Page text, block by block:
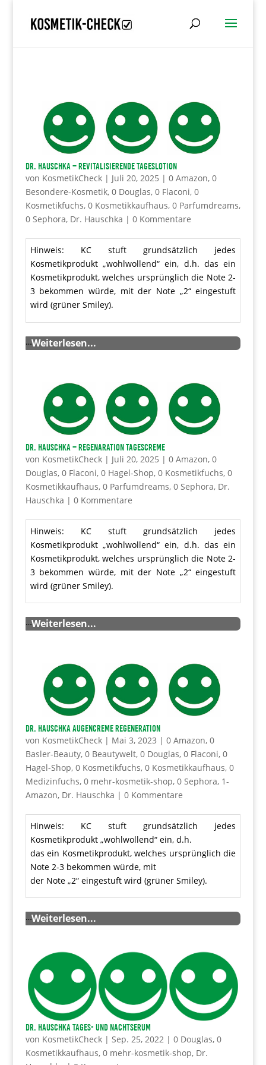
Dr. Hauschka – Revitalisierende Tageslotion
von KosmetikCheck| Juli 20, 2025 | 0 Amazon, 0
Besondere-Kosmetik, 0 Douglas, 0 Flaconi, 0
Kosmetikfuchs, 0 Kosmetikkaufhaus, 0 Parfumdreams,
0 Sephora, Dr. Hauschka | 0 Kommentare
Hinweis: KC stuft grundsätzlich jedes
Kosmetikprodukt „wohlwollend“ ein, d.h. das ein
Kosmetikprodukt, welches ursprünglich die Note 2-
3 bekommen würde, mit der Note „2“ eingestuft
wird (grüner Smiley).
…Weiterlesen...
Dr. Hauschka – Regenaration Tagescreme
von KosmetikCheck| Juli 20, 2025 | 0 Amazon, 0
Douglas, 0 Flaconi, 0 Hagel-Shop, 0 Kosmetikfuchs, 0
Kosmetikkaufhaus, 0 Parfumdreams, 0 Sephora, Dr.
Hauschka | 0 Kommentare
Hinweis: KC stuft grundsätzlich jedes
Kosmetikprodukt „wohlwollend“ ein, d.h. das ein
Kosmetikprodukt, welches ursprünglich die Note 2-
3 bekommen würde, mit der Note „2“ eingestuft
wird (grüner Smiley).
…Weiterlesen...
Dr. Hauschka Augencreme Regeneration
von KosmetikCheck| Mai 3, 2023 | 0 Amazon, 0
Basler-Beauty, 0 Beautywelt, 0 Douglas, 0 Flaconi, 0
Hagel-Shop, 0 Kosmetikfuchs, 0 Kosmetikkaufhaus, 0
Medizinfuchs, 0 mehr-kosmetik-shop, 0 Sephora, 1-
Amazon, Dr. Hauschka | 0 Kommentare
Hinweis: KC stuft grundsätzlich jedes
Kosmetikprodukt „wohlwollend“ ein, d.h.
das ein Kosmetikprodukt, welches ursprünglich die
Note 2-3 bekommen würde, mit
der Note „2“ eingestuft wird (grüner Smiley).
…Weiterlesen...
Dr. HAUSCHKA Tages- und Nachtserum
von KosmetikCheck| Sep. 25, 2022| 0 Douglas, 0
Kosmetikkaufhaus, 0 mehr-kosmetik-shop, Dr.